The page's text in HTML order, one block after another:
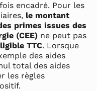
encadré. Pour les
le montant
primes issues des
(CEE) ne peut pas
TTC. Lorsque
des aides
total des aides
les règles